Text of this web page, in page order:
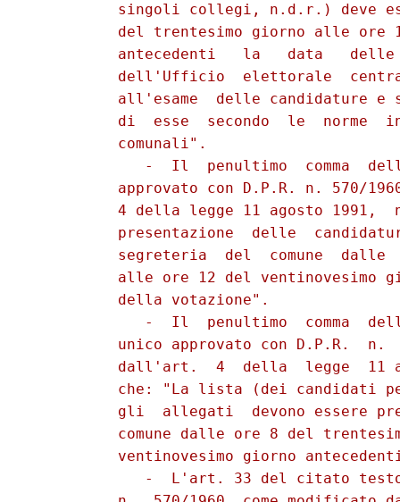
singoli collegi, n.d.r.) deve
del trentesimo giorno alle ore
antecedenti   la   data
dell'Ufficio  elettorale
all'esame  delle candidature e
di  esse  secondo  le  norme
          comunali".
-  Il  penultimo  comma
approvato con D.P.R. n. 570/
4 della legge 11 agosto 1991,
presentazione  delle
segreteria  del  comune  dalle
alle ore 12 del ventinovesimo
          della votazione".
-  Il  penultimo  comma
unico approvato con D.P.R.  n.
dall'art.  4  della  legge  11
che: "La lista (dei candidati
gli  allegati  devono essere
comune dalle ore 8 del
ventinovesimo giorno
-  L'art. 33 del citato